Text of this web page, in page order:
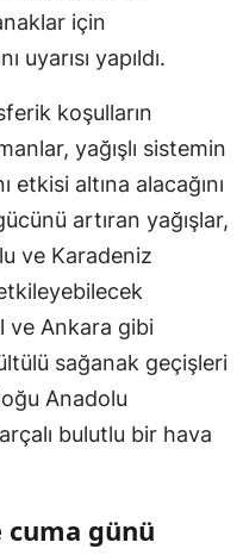
için
uyarısı yapıldı.
koşulların
yağışlı sistemin
altına alacağını
artıran yağışlar,
ve Karadeniz
ve Ankara gibi
sağanak geçişleri
Anadolu
bulutlu bir hava
cuma günü